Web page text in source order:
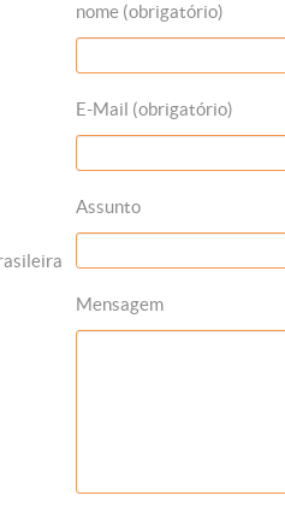
nome (obrigatório)
E-Mail (obrigatório)
Assunto
Mensagem